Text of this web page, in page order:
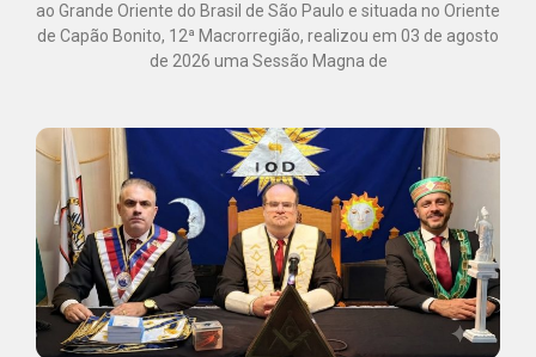
ao Grande Oriente do Brasil de São Paulo e situada no Oriente
de Capão Bonito, 12ª Macrorregião, realizou em 03 de agosto
de 2026 uma Sessão Magna de